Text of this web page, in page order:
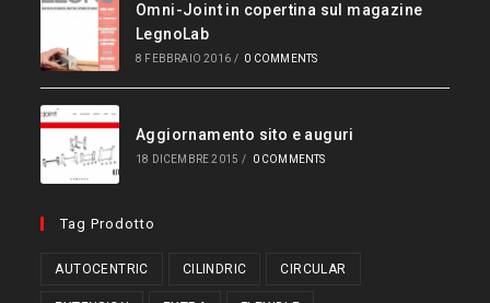
Omni-Joint in copertina sul magazine
LegnoLab
8 FEBBRAIO 2016 / 0 COMMENTS
Aggiornamento sito e auguri
18 DICEMBRE 2015 / 0 COMMENTS
Tag Prodotto
AUTOCENTRIC CILINDRIC CIRCULAR